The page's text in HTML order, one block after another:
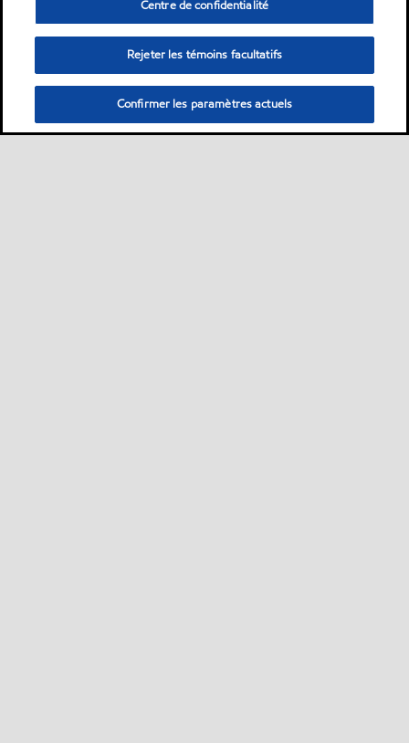
Centre de confidentialité
Rejeter les témoins facultatifs
Confirmer les paramètres actuels